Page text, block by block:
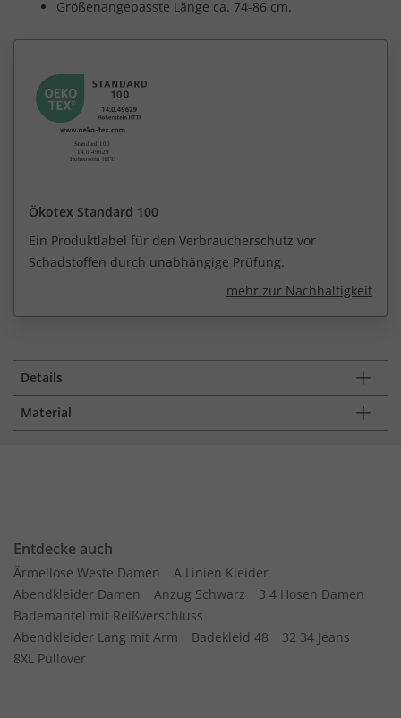
Größenangepasste Länge ca. 74-86 cm.
Ökotex Standard 100
Ein Produktlabel für den Verbraucherschutz vor
Schadstoffen durch unabhängige Prüfung.
mehr zur Nachhaltigkeit
Details
Material
Entdecke auch
Ärmellose Weste Damen
A Linien Kleider
Abendkleider Damen
Anzug Schwarz
3 4 Hosen Damen
Bademantel mit Reißverschluss
Abendkleider Lang mit Arm
Badekleid 48
32 34 Jeans
8XL Pullover